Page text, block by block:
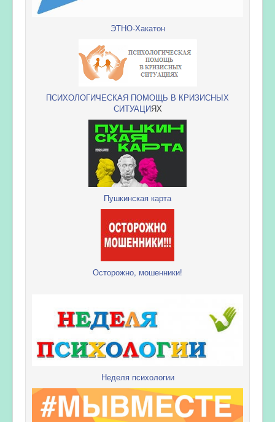
ЭТНО-Хакатон
ПСИХОЛОГИЧЕСКАЯ ПОМОЩЬ В КРИЗИСНЫХ
СИТУАЦИЯХ
Пушкинская карта
Осторожно, мошенники!
Неделя психологии